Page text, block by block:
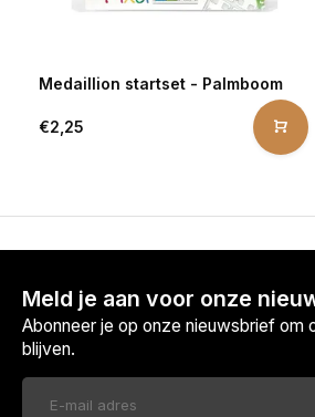
Medaillion startset - Palmboom
€2,25
Meld je aan voor onze
Abonneer je op onze nieuwsbrief om
blijven.